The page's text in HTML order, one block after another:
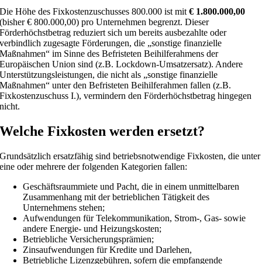
Die Höhe des Fixkostenzuschusses 800.000 ist mit€ 1.800.000,00
(bisher € 800.000,00) pro Unternehmen begrenzt. Dieser
Förderhöchstbetrag reduziert sich um bereits ausbezahlte oder
verbindlich zugesagte Förderungen, die „sonstige finanzielle
Maßnahmen“ im Sinne des Befristeten Beihilferahmens der
Europäischen Union sind (z.B. Lockdown-Umsatzersatz). Andere
Unterstützungsleistungen, die nicht als „sonstige finanzielle
Maßnahmen“ unter den Befristeten Beihilferahmen fallen (z.B.
Fixkostenzuschuss I.), vermindern den Förderhöchstbetrag hingegen
nicht.
Welche Fixkosten werden ersetzt?
Grundsätzlich ersatzfähig sind betriebsnotwendige Fixkosten, die unter
eine oder mehrere der folgenden Kategorien fallen:
Geschäftsraummiete und Pacht, die in einem unmittelbaren
Zusammenhang mit der betrieblichen Tätigkeit des
Unternehmens stehen;
Aufwendungen für Telekommunikation, Strom-, Gas- sowie
andere Energie- und Heizungskosten;
Betriebliche Versicherungsprämien;
Zinsaufwendungen für Kredite und Darlehen,
Betriebliche Lizenzgebühren, sofern die empfangende